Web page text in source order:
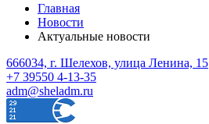
Главная
Новости
Актуальные новости
666034, г. Шелехов, улица Ленина, 15
+7 39550 4-13-35
adm@sheladm.ru